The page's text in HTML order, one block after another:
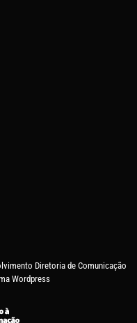
Diretoria de Comunicação
Wordpress